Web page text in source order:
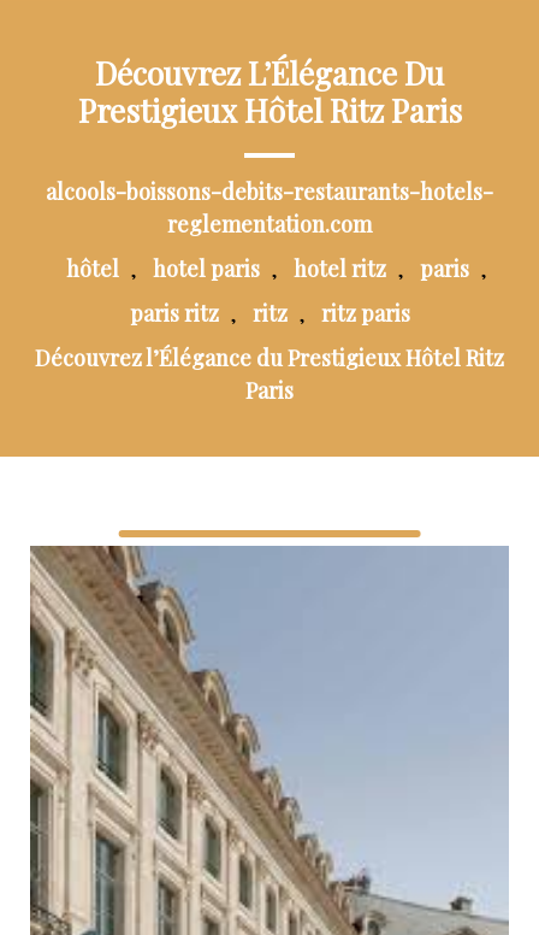
Découvrez L’Élégance Du
Prestigieux Hôtel Ritz Paris
alcools-boissons-debits-restaurants-hotels-
reglementation.com
hôtel , hotel paris , hotel ritz , paris ,
paris ritz , ritz ,
ritz paris
Découvrez l’Élégance du Prestigieux Hôtel Ritz
Paris